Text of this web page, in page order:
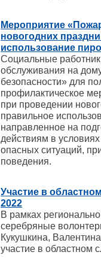
Мероприятие
новогодних
использование
Социальные
обслуживания на
безопасности» для
профилактическое
при проведении
правильное
направленное на
действиям в
опасных ситуаций,
поведения.
Участие в
2022
В рамках
серебряные
Кукушкина,
участие в областном